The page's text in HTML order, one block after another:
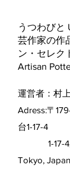
うつわび
芸作家の作
ン・セレク
Artisan
運営者：村
Adress:〒
台1-17-4
1-17-4,
Tokyo,